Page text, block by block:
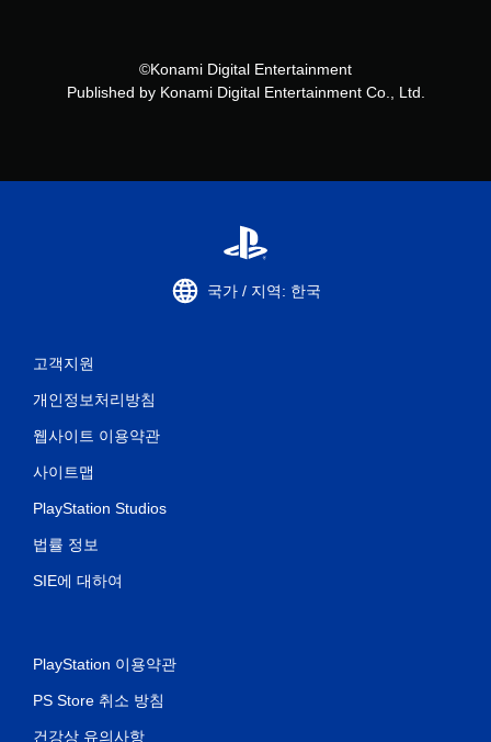
©Konami Digital Entertainment
Published by Konami Digital Entertainment Co., Ltd.
국가 / 지역: 한국
고객지원
개인정보처리방침
웹사이트 이용약관
사이트맵
PlayStation Studios
법률 정보
SIE에 대하여
PlayStation 이용약관
PS Store 취소 방침
건강상 유의사항